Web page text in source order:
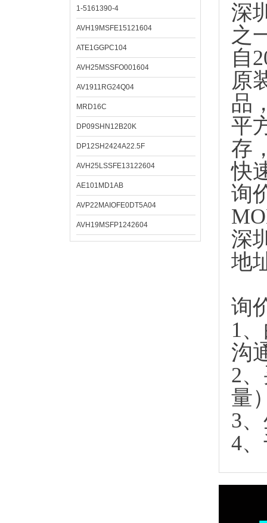
1-5161390-4
AVH19MSFE15121604
ATE1GGPC104
AVH25MSSFO001604
AV1911RG24Q04
MRD16C
DP09SHN12B20K
DP12SH2424A22.5F
AVH25LSSFE13122604
AE101MD1AB
AVP22MAIOFE0DT5A04
AVH19MSFP1242604
深
之
自
原
品
平
存
快
询
深
地
询
1
沟
2
量
3
4